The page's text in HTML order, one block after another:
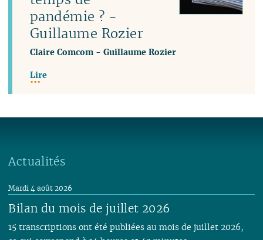
pandémie ? -
Guillaume Rozier
Claire Comcom -Guillaume Rozier
Lire
Actualités
Bilan du mois de juillet 2026
Mardi 4 août 2026
15 transcriptions ont été publiées au mois de juillet 2026,